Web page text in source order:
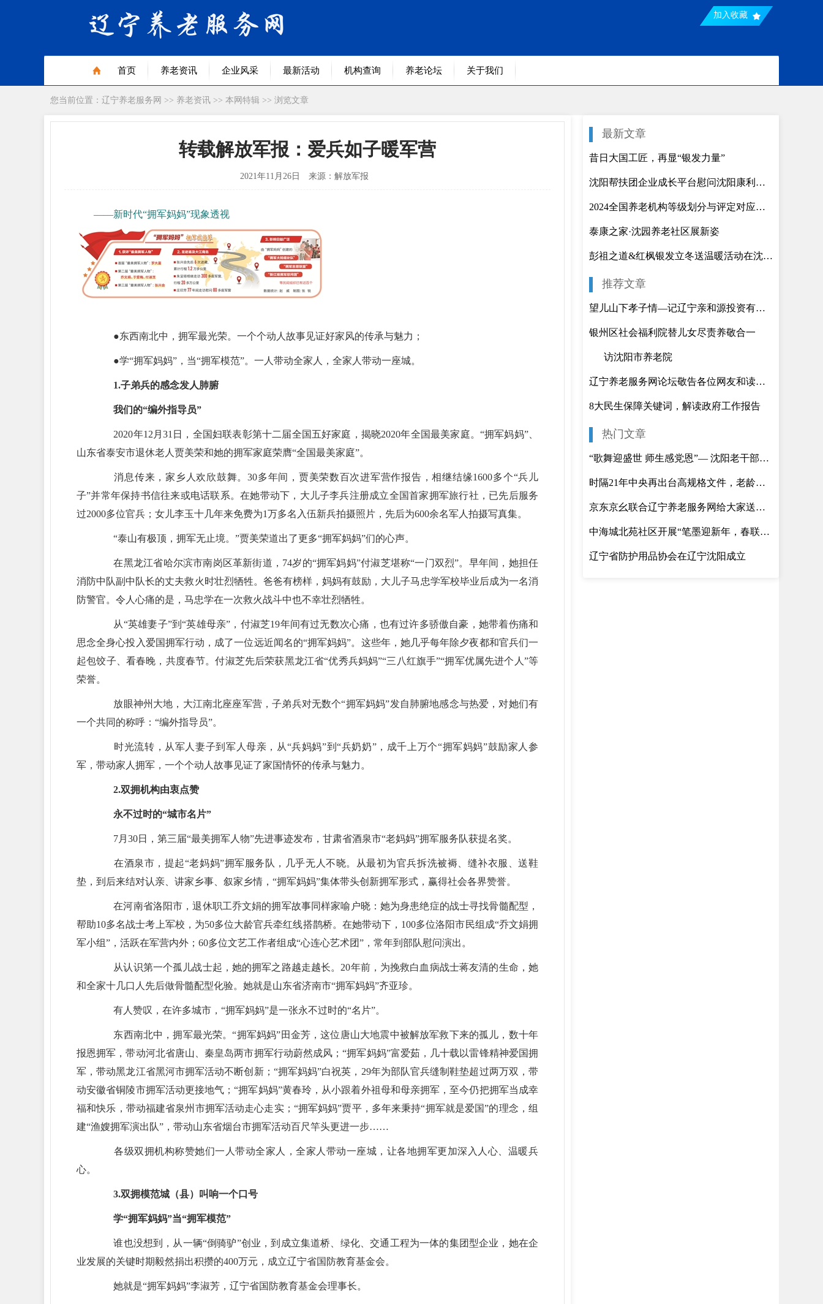
加入收藏
首页 养老资讯 企业风采 最新活动 机构查询 养老论坛 关于我们
您当前位置： 辽宁养老服务网 >> 养老资讯 >> 本网特辑 >> 浏览文章
转载解放军报：爱兵如子暖军营
2021年11月26日 来源：解放军报
——新时代“拥军妈妈”现象透视
●东西南北中，拥军最光荣。一个个动人故事见证好家风的传承与魅力；
●学“拥军妈妈”，当“拥军模范”。一人带动全家人，全家人带动一座城。
1.子弟兵的感念发人肺腑
我们的“编外指导员”
2020年12月31日，全国妇联表彰第十二届全国五好家庭，揭晓2020年全国最美家庭。“拥军妈妈”、
山东省泰安市退休老人贾美荣和她的拥军家庭荣膺“全国最美家庭”。
消息传来，家乡人欢欣鼓舞。30多年间，贾美荣数百次进军营作报告，相继结缘1600多个“兵儿
子”并常年保持书信往来或电话联系。在她带动下，大儿子李兵注册成立全国首家拥军旅行社，已先后服务
过2000多位官兵；女儿李玉十几年来免费为1万多名入伍新兵拍摄照片，先后为600余名军人拍摄写真集。
“泰山有极顶，拥军无止境。”贾美荣道出了更多“拥军妈妈”们的心声。
在黑龙江省哈尔滨市南岗区革新街道，74岁的“拥军妈妈”付淑芝堪称“一门双烈”。早年间，她担任
消防中队副中队长的丈夫救火时壮烈牺牲。爸爸有榜样，妈妈有鼓励，大儿子马忠学军校毕业后成为一名消
防警官。令人心痛的是，马忠学在一次救火战斗中也不幸壮烈牺牲。
从“英雄妻子”到“英雄母亲”，付淑芝19年间有过无数次心痛，也有过许多骄傲自豪，她带着伤痛和
思念全身心投入爱国拥军行动，成了一位远近闻名的“拥军妈妈”。这些年，她几乎每年除夕夜都和官兵们一
起包饺子、看春晚，共度春节。付淑芝先后荣获黑龙江省“优秀兵妈妈”“三八红旗手”“拥军优属先进个人”等
荣誉。
放眼神州大地，大江南北座座军营，子弟兵对无数个“拥军妈妈”发自肺腑地感念与热爱，对她们有
一个共同的称呼：“编外指导员”。
时光流转，从军人妻子到军人母亲，从“兵妈妈”到“兵奶奶”，成千上万个“拥军妈妈”鼓励家人参
军，带动家人拥军，一个个动人故事见证了家国情怀的传承与魅力。
2.双拥机构由衷点赞
永不过时的“城市名片”
7月30日，第三届“最美拥军人物”先进事迹发布，甘肃省酒泉市“老妈妈”拥军服务队获提名奖。
在酒泉市，提起“老妈妈”拥军服务队，几乎无人不晓。从最初为官兵拆洗被褥、缝补衣服、送鞋
垫，到后来结对认亲、讲家乡事、叙家乡情，“拥军妈妈”集体带头创新拥军形式，赢得社会各界赞誉。
在河南省洛阳市，退休职工乔文娟的拥军故事同样家喻户晓：她为身患绝症的战士寻找骨髓配型，
帮助10多名战士考上军校，为50多位大龄官兵牵红线搭鹊桥。在她带动下，100多位洛阳市民组成“乔文娟拥
军小组”，活跃在军营内外；60多位文艺工作者组成“心连心艺术团”，常年到部队慰问演出。
从认识第一个孤儿战士起，她的拥军之路越走越长。20年前，为挽救白血病战士蒋友清的生命，她
和全家十几口人先后做骨髓配型化验。她就是山东省济南市“拥军妈妈”齐亚珍。
有人赞叹，在许多城市，“拥军妈妈”是一张永不过时的“名片”。
东西南北中，拥军最光荣。“拥军妈妈”田金芳，这位唐山大地震中被解放军救下来的孤儿，数十年
报恩拥军，带动河北省唐山、秦皇岛两市拥军行动蔚然成风；“拥军妈妈”富爱茹，几十载以雷锋精神爱国拥
军，带动黑龙江省黑河市拥军活动不断创新；“拥军妈妈”白祝英，29年为部队官兵缝制鞋垫超过两万双，带
动安徽省铜陵市拥军活动更接地气；“拥军妈妈”黄春玲，从小跟着外祖母和母亲拥军，至今仍把拥军当成幸
福和快乐，带动福建省泉州市拥军活动走心走实；“拥军妈妈”贾平，多年来秉持“拥军就是爱国”的理念，组
建“渔嫂拥军演出队”，带动山东省烟台市拥军活动百尺竿头更进一步……
各级双拥机构称赞她们一人带动全家人，全家人带动一座城，让各地拥军更加深入人心、温暖兵
心。
3.双拥模范城（县）叫响一个口号
学“拥军妈妈”当“拥军模范”
谁也没想到，从一辆“倒骑驴”创业，到成立集道桥、绿化、交通工程为一体的集团型企业，她在企
业发展的关键时期毅然捐出积攒的400万元，成立辽宁省国防教育基金会。
她就是“拥军妈妈”李淑芳，辽宁省国防教育基金会理事长。
最新文章
昔日大国工匠，再显“银发力量”
沈阳帮扶团企业成长平台慰问沈阳康利养老院
2024全国养老机构等级划分与评定对应文件（最新版）
泰康之家·沈园养老社区展新姿
彭祖之道&红枫银发立冬送温暖活动在沈阳举行
推荐文章
望儿山下孝子情―记辽宁亲和源投资有限公司．亲和源公益养老中心董事长李云华
银州区社会福利院替儿女尽责养敬合一
访沈阳市养老院
辽宁养老服务网论坛敬告各位网友和读者须知
8大民生保障关键词，解读政府工作报告
热门文章
“歌舞迎盛世 师生感党恩”—​ 沈阳老干部大学教学成果展演圆满举行
时隔21年中央再出台高规格文件，老龄化背景下，养老究竟如何养？
京东京幺联合辽宁养老服务网给大家送免费灵芝啦！
中海城北苑社区开展“笔墨迎新年，春联送福至”写春联送福活动
辽宁省防护用品协会在辽宁沈阳成立